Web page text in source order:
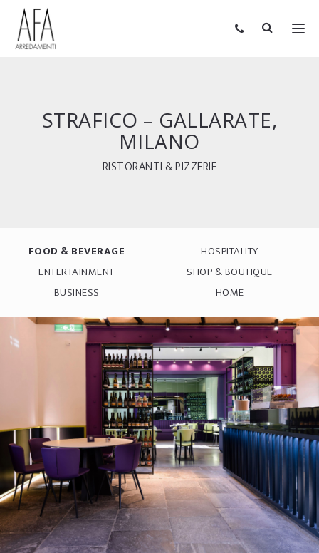
STRAFICO – GALLARATE,
MILANO
RISTORANTI & PIZZERIE
FOOD & BEVERAGE
HOSPITALITY
ENTERTAINMENT
SHOP & BOUTIQUE
BUSINESS
HOME